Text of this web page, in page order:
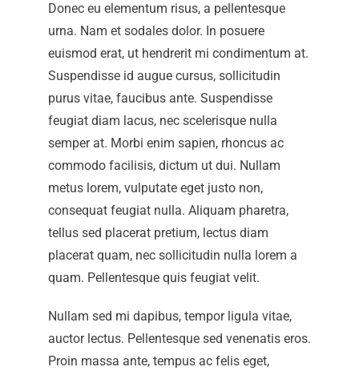
Donec eu elementum risus, a pellentesque
urna. Nam et sodales dolor. In posuere
euismod erat, ut hendrerit mi condimentum at.
Suspendisse id augue cursus, sollicitudin
purus vitae, faucibus ante. Suspendisse
feugiat diam lacus, nec scelerisque nulla
semper at. Morbi enim sapien, rhoncus ac
commodo facilisis, dictum ut dui. Nullam
metus lorem, vulputate eget justo non,
consequat feugiat nulla. Aliquam pharetra,
tellus sed placerat pretium, lectus diam
placerat quam, nec sollicitudin nulla lorem a
quam. Pellentesque quis feugiat velit.
Nullam sed mi dapibus, tempor ligula vitae,
auctor lectus. Pellentesque sed venenatis eros.
Proin massa ante, tempus ac felis eget,